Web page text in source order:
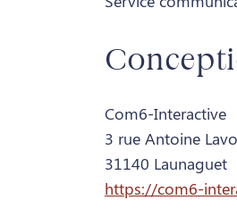
Com6-Interactive
3 rue Antoine
31140 Launaguet
https://com6-